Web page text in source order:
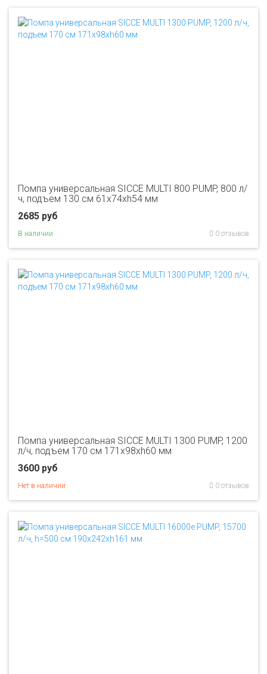
Помпа универсальная SICCE MULTI 800 PUMP, 800 л/
ч, подъем 130 см 61х74хh54 мм
2685 руб
В наличии 0 отзывов
Помпа универсальная SICCE MULTI 1300 PUMP, 1200
л/ч, подъем 170 см 171х98хh60 мм
3600 руб
Нет в наличии 0 отзывов